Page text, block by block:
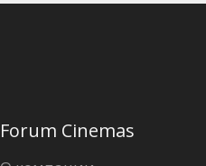
Forum Cinemas